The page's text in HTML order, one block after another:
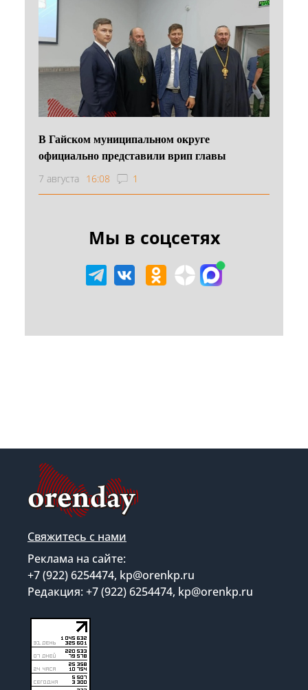
В Гайском муниципальном округе
официально представили врип главы
7 августа 16:08 1
Мы в соцсетях
Свяжитесь с нами
Реклама на сайте:
+7 (922) 6254474, kp@orenkp.ru
Редакция: +7 (922) 6254474, kp@orenkp.ru